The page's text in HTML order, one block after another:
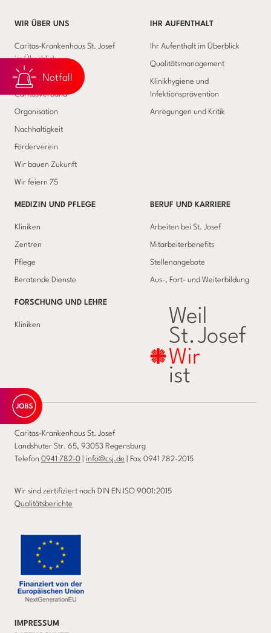
WIR ÜBER UNS
Caritas-Krankenhaus St. Josef
im Überblick
Werte und Strategie
Caritasverband
Organisation
Nachhaltigkeit
Förderverein
Wir bauen Zukunft
Wir feiern 75
IHR AUFENTHALT
Ihr Aufenthalt im Überblick
Qualitätsmanagement
Klinikhygiene und
Infektionsprävention
Anregungen und Kritik
MEDIZIN UND PFLEGE
Kliniken
Zentren
Pflege
Beratende Dienste
BERUF UND KARRIERE
Arbeiten bei St. Josef
Mitarbeiterbenefits
Stellenangebote
Aus-, Fort- und Weiterbildung
FORSCHUNG UND LEHRE
Kliniken
Caritas-Krankenhaus St. Josef
Landshuter Str. 65, 93053 Regensburg
Telefon 0941 782-0 info@csj.de | Fax 0941 782-2015
Wir sind zertifiziert nach DIN EN ISO 9001:2015
Qualitätsberichte
IMPRESSUM
Notfall